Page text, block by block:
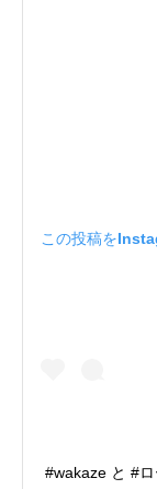
この投稿を
#wakaze と #